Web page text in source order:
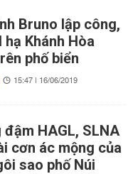
Bruno lập công,
Khánh Hòa
phố biển
15:47 | 16/06/2019
đậm HAGL, SLNA
cơn ác mộng của
sao phố Núi